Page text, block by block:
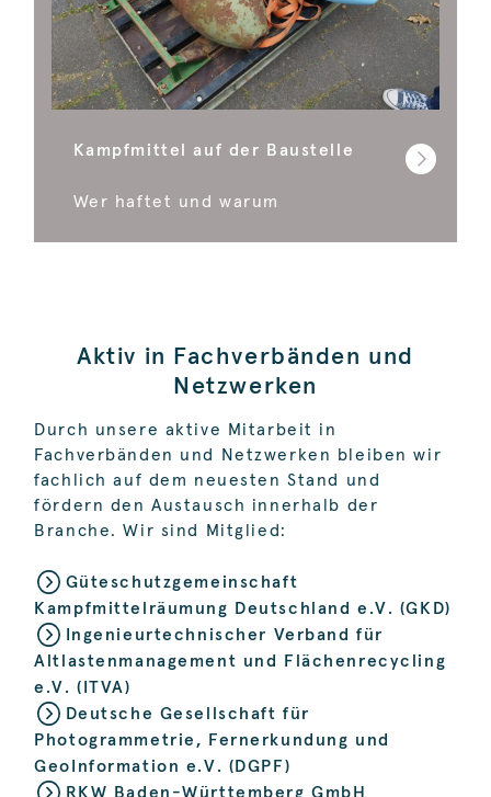
Kampfmittel auf der Baustelle
Wer haftet und warum
Aktiv in Fachverbänden und
Netzwerken
Durch unsere aktive Mitarbeit in
Fachverbänden und Netzwerken bleiben wir
fachlich auf dem neuesten Stand und
fördern den Austausch innerhalb der
Branche. Wir sind Mitglied:
Güteschutzgemeinschaft
Kampfmittelräumung Deutschland e.V. (GKD)
Ingenieurtechnischer Verband für
Altlastenmanagement und Flächenrecycling
e.V. (ITVA)
Deutsche Gesellschaft für
Photogrammetrie, Fernerkundung und
GeoInformation e.V. (DGPF)
RKW Baden-Württemberg GmbH